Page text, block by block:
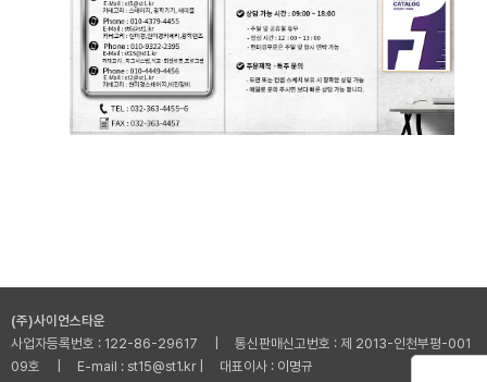
(주)사이언스타운
사업자등록번호 : 122-86-29617 | 통신판매신고번호 : 제 2013-인천부평-001
09호 | E-mail : st15@st1.kr | 대표이사 : 이명규